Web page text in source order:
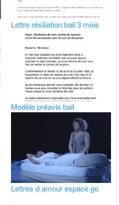
Lettre résiliation bail 3 mois
Modèle préavis bail
Lettres d amour espace go